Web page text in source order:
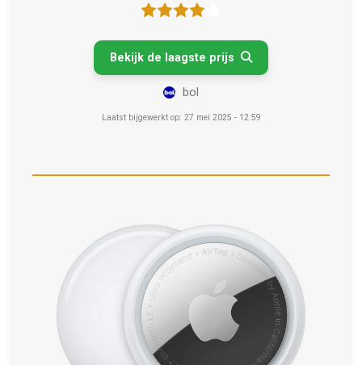
Bekijk de laagste prijs 
bol
Laatst bijgewerkt op: 27 mei 2025 - 12:59